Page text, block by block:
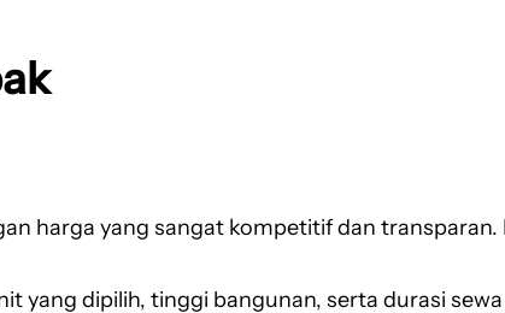
harga yang sangat kompetitif dan transparan.
yang dipilih, tinggi bangunan, serta durasi